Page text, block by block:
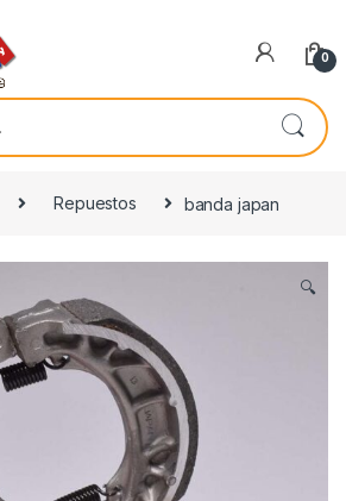
0
Repuestos banda japan
🔍